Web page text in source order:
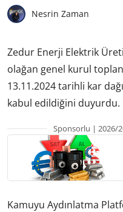
Nesrin Zaman
Zedur Enerji Elektrik
olağan genel kurul
13.11.2024 tarihli kar
kabul edildiğini duyurdu.
Sponsorlu | 2026/
Kamuyu Aydınlatma